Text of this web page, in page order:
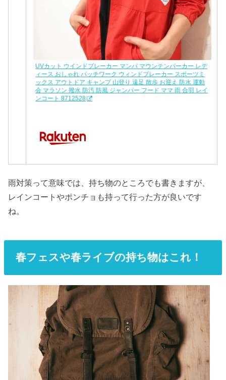
UVカット ウインドブレーカー マンパ マウンテンパーカー レデ
ィース おしゃれ パッチワーク ウィンドブレーカー スポーツミ
ックス アウトドア キャンプ 山登り 遠足 散歩 お迎え 防水 運動
会 マラソン 撥水 防汚 防風 ジャンパー フード ママ 雨 合羽 レイ
ンコート 8712528
雨対策って意味では、持ち物のところでも書きますが、
レインコートやポンチョも持って行った方が良いです
ね。
春フェスや春ライブの持ち物はこれ！